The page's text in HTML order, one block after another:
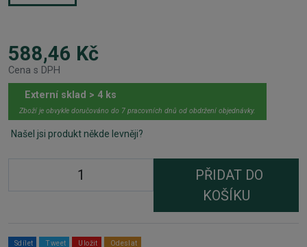
588,46 Kč
Cena s DPH
Externí sklad > 4 ks
Zboží je obvykle doručováno do 7 pracovních dnů od obdržení objednávky.
Našel jsi produkt někde levněji?
PŘIDAT DO
KOŠÍKU
Sdílet Tweet Uložit Odeslat